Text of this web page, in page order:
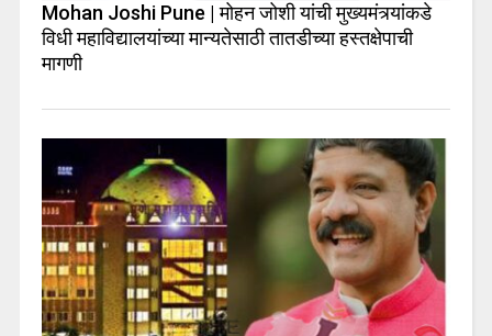
Mohan Joshi Pune | मोहन जोशी यांची मुख्यमंत्र्यांकडे
विधी महाविद्यालयांच्या मान्यतेसाठी तातडीच्या हस्तक्षेपाची
मागणी